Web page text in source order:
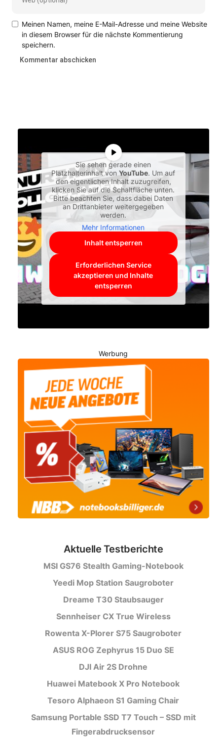
Meinen Namen, meine E-Mail-Adresse und meine Website
in diesem Browser für die nächste Kommentierung
speichern.
Sie sehen gerade einen
Platzhalterinhalt vonYouTube. Um auf
den eigentlichen Inhalt zuzugreifen,
klicken Sie auf die Schaltfläche unten.
Bitte beachten Sie, dass dabei Daten
an Drittanbieter weitergegeben
werden.
Mehr Informationen
Inhalt entsperren
Erforderlichen Service
akzeptieren und Inhalte
entsperren
Werbung
Aktuelle Testberichte
MSI GS76 Stealth Gaming-Notebook
Yeedi Mop Station Saugroboter
Dreame T30 Staubsauger
Sennheiser CX True Wireless
Rowenta X-Plorer S75 Saugroboter
ASUS ROG Zephyrus 15 Duo SE
DJI Air 2S Drohne
Huawei Matebook X Pro Notebook
Tesoro Alphaeon S1 Gaming Chair
Samsung Portable SSD T7 Touch – SSD mit
Fingerabdrucksensor